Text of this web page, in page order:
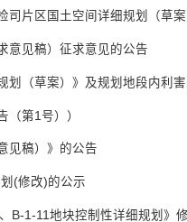
意见稿）征求意见的公告
（第1号））
见稿）》的公告
(修改)的公示